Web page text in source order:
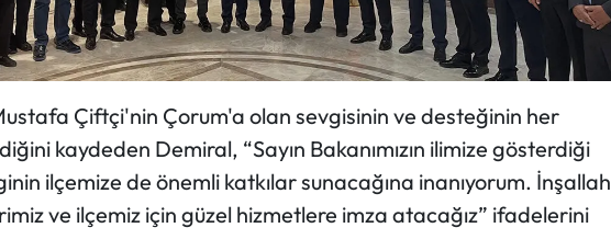
Çiftçi'nin Çorum'a olan sevgisinin ve desteğinin her
kaydeden Demiral, “Sayın Bakanımızın ilimize gösterdiği
ilçemize de önemli katkılar sunacağına inanıyorum. İnşallah
ve ilçemiz için güzel hizmetlere imza atacağız” ifadelerini